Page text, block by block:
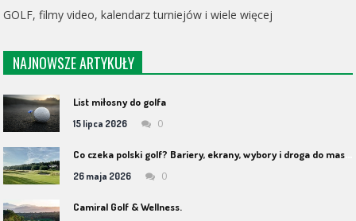
GOLF, filmy video, kalendarz turniejów i wiele więcej
NAJNOWSZE ARTYKUŁY
List miłosny do golfa
15 lipca 2026 0
26 maja 2026 0
Camiral Golf & Wellness.